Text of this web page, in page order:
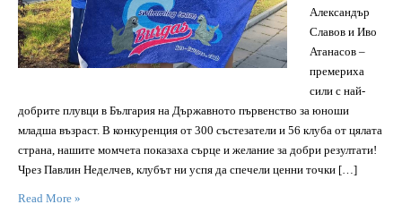
Александър
Славов и Иво
Атанасов –
премериха
сили с най-
добрите плувци в България на Държавното първенство за юноши
младша възраст. В конкуренция от 300 състезатели и 56 клуба от цялата
страна, нашите момчета показаха сърце и желание за добри резултати!
Чрез Павлин Неделчев, клубът ни успя да спечели ценни точки […]
Read More »